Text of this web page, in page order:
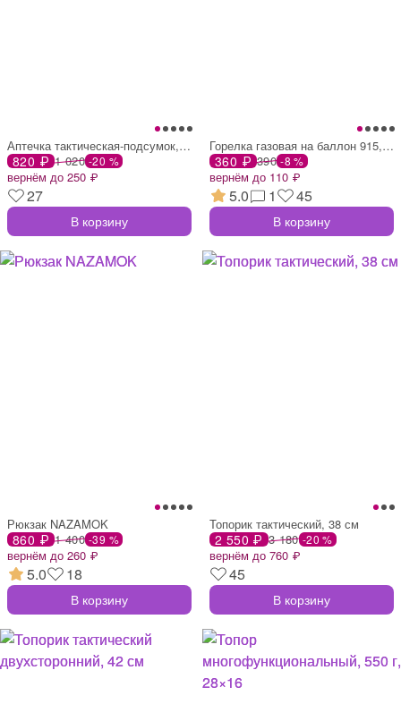
Аптечка тактическая-подсумок, камуфляж м
820 ₽ 1 020 -20 %
вернём до 250 ₽
27
В корзину
Горелка газовая на баллон 915, с пьезопо
360 ₽ 390 -8 %
вернём до 110 ₽
5.0 1 45
В корзину
Рюкзак NAZAMOK
860 ₽ 1 400 -39 %
вернём до 260 ₽
5.0 18
В корзину
Топорик тактический, 38 см
2 550 ₽ 3 180 -20 %
вернём до 760 ₽
45
В корзину